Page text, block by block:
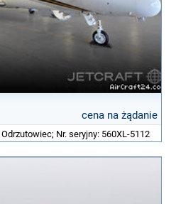
cena na żądanie
Nr. seryjny: 560XL-5112